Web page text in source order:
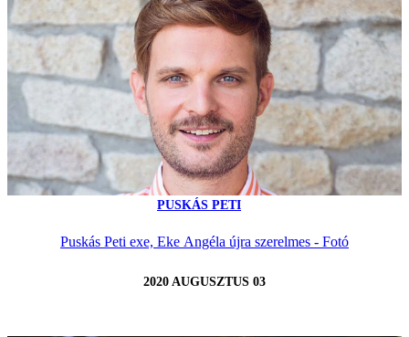
PUSKÁS PETI
Puskás Peti exe, Eke Angéla újra szerelmes - Fotó
2020 AUGUSZTUS 03